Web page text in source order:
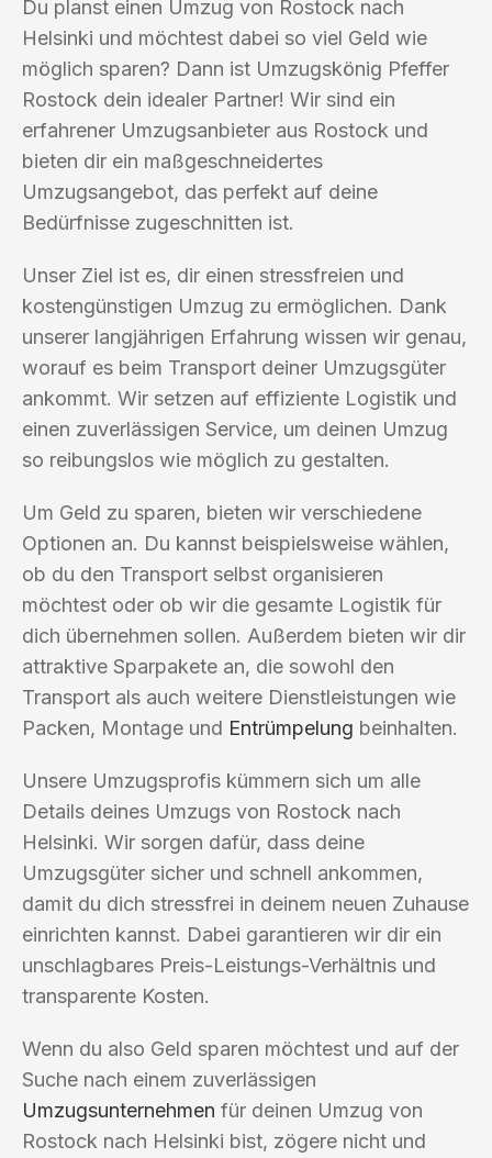
Du planst einen Umzug von Rostock nach
Helsinki und möchtest dabei so viel Geld wie
möglich sparen? Dann ist Umzugskönig Pfeffer
Rostock dein idealer Partner! Wir sind ein
erfahrener Umzugsanbieter aus Rostock und
bieten dir ein maßgeschneidertes
Umzugsangebot, das perfekt auf deine
Bedürfnisse zugeschnitten ist.
Unser Ziel ist es, dir einen stressfreien und
kostengünstigen Umzug zu ermöglichen. Dank
unserer langjährigen Erfahrung wissen wir genau,
worauf es beim Transport deiner Umzugsgüter
ankommt. Wir setzen auf effiziente Logistik und
einen zuverlässigen Service, um deinen Umzug
so reibungslos wie möglich zu gestalten.
Um Geld zu sparen, bieten wir verschiedene
Optionen an. Du kannst beispielsweise wählen,
ob du den Transport selbst organisieren
möchtest oder ob wir die gesamte Logistik für
dich übernehmen sollen. Außerdem bieten wir dir
attraktive Sparpakete an, die sowohl den
Transport als auch weitere Dienstleistungen wie
Packen, Montage und Entrümpelung beinhalten.
Unsere Umzugsprofis kümmern sich um alle
Details deines Umzugs von Rostock nach
Helsinki. Wir sorgen dafür, dass deine
Umzugsgüter sicher und schnell ankommen,
damit du dich stressfrei in deinem neuen Zuhause
einrichten kannst. Dabei garantieren wir dir ein
unschlagbares Preis-Leistungs-Verhältnis und
transparente Kosten.
Wenn du also Geld sparen möchtest und auf der
Suche nach einem zuverlässigen
Umzugsunternehmen für deinen Umzug von
Rostock nach Helsinki bist, zögere nicht und